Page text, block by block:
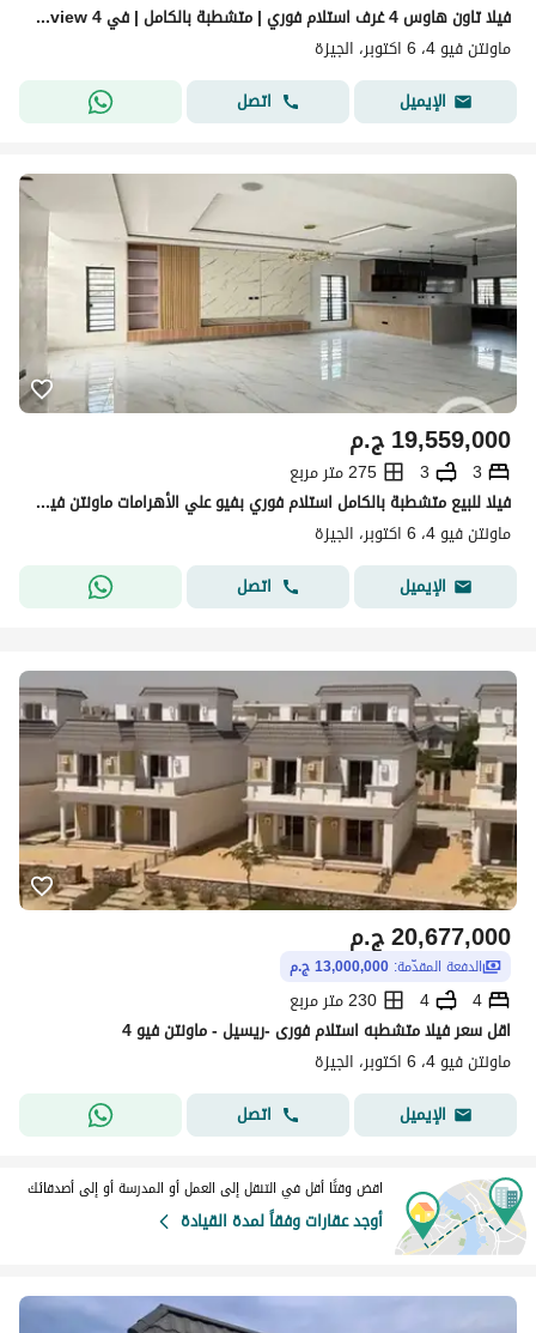
فيلا تاون هاوس 4 غرف استلام فوري | متشطبة بالكامل | في Mountain view 4 تقسيط حتى 10 سنوات
ماونتن فيو 4، 6 اكتوبر، الجيزة
الإيميل
اتصل
ج.م19,559,000
3
3
275 متر مربع
فيلا للبيع متشطبة بالكامل استلام فوري بفيو علي الأهرامات ماونتن فيو اكتوبر
ماونتن فيو 4، 6 اكتوبر، الجيزة
الإيميل
اتصل
ج.م20,677,000
الدفعة المقدّمة: 13,000,000 ج.م
4
4
230 متر مربع
اقل سعر فيلا متشطبه استلام فورى -ريسيل - ماونتن فيو 4
ماونتن فيو 4، 6 اكتوبر، الجيزة
الإيميل
اتصل
اقض وقتًا أقل في التنقل إلى العمل أو المدرسة أو إلى أصدقائك
أوجد عقارات وفقاً لمدة القيادة